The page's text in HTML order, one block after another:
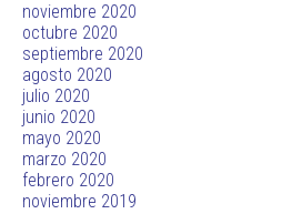
noviembre 2020
octubre 2020
septiembre 2020
agosto 2020
julio 2020
junio 2020
mayo 2020
marzo 2020
febrero 2020
noviembre 2019